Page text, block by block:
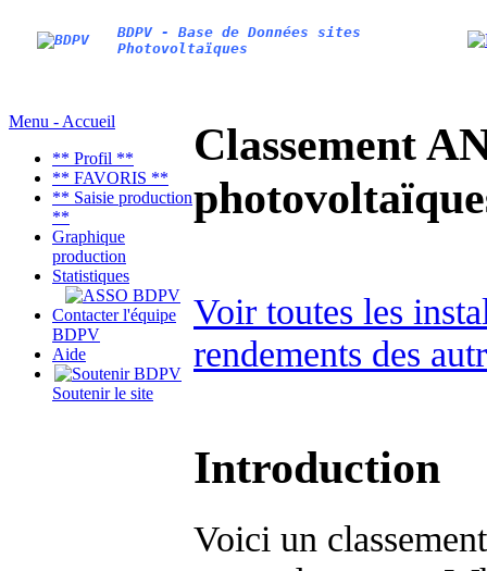
BDPV - Base de Données sites
Photovoltaïques
Menu - Accueil
** Profil **
** FAVORIS **
** Saisie production
**
Graphique
production
Statistiques
Contacter l'équipe
BDPV
Aide
Soutenir le site
Classement
Voir toutes les
rendements des
Introduction
Voici un